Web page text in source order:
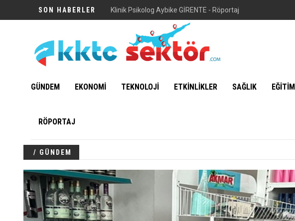
SON HABERLER Klinik Psikolog Aybike GİRENTE - Röportaj
GÜNDEM EKONOMİ TEKNOLOJİ ETKİNLİKLER SAĞLIK EĞİTİM
RÖPORTAJ
/ GÜNDEM